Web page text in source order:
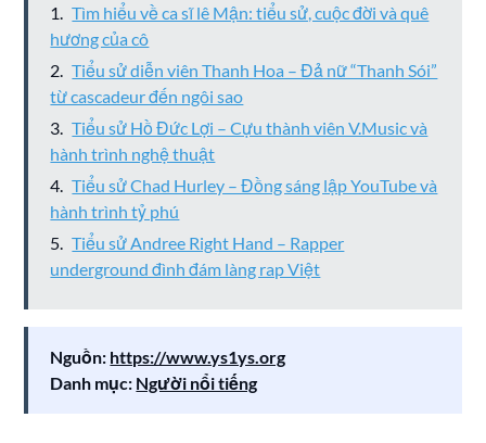
Tìm hiểu về ca sĩ lê Mận: tiểu sử, cuộc đời và quê
hương của cô
Tiểu sử diễn viên Thanh Hoa – Đả nữ “Thanh Sói”
từ cascadeur đến ngôi sao
Tiểu sử Hồ Đức Lợi – Cựu thành viên V.Music và
hành trình nghệ thuật
Tiểu sử Chad Hurley – Đồng sáng lập YouTube và
hành trình tỷ phú
Tiểu sử Andree Right Hand – Rapper
underground đình đám làng rap Việt
Nguồn: https://www.ys1ys.org
Danh mục: Người nổi tiếng